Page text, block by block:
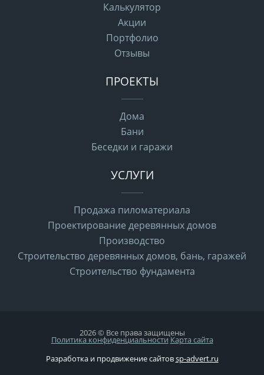
Калькулятор
Акции
Портфолио
Отзывы
ПРОЕКТЫ
Дома
Бани
Беседки и гаражи
УСЛУГИ
Продажа пиломатериала
Проектирование деревянных домов
Производство
Строительство деревянных домов, бань, гаражей
Строительство фундамента
2026 © Все права защищены
Политика конфиденциальностиКарта сайта
Разработка и продвижение сайтовsp-advert.ru